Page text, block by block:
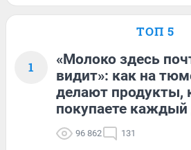
ТОП 5
1
«Молоко здесь
видит»: как на
делают продукты,
покупаете каждый
96 862 131